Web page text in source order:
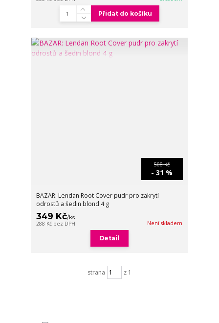
Přidat do košíku
508 Kč
- 31 %
BAZAR: Lendan Root Cover pudr pro zakrytí
odrostů a šedin blond 4 g
349 Kč/ks
288 Kč bez DPH Není skladem
Detail
strana z 1